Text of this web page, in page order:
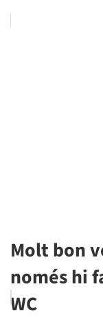
Molt bon
només hi
WC